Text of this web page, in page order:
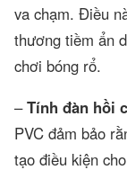
va chạm. Điều
thương tiềm ẩn
chơi bóng rổ.
–Tính đàn hồi
PVC đảm bảo
tạo điều kiện